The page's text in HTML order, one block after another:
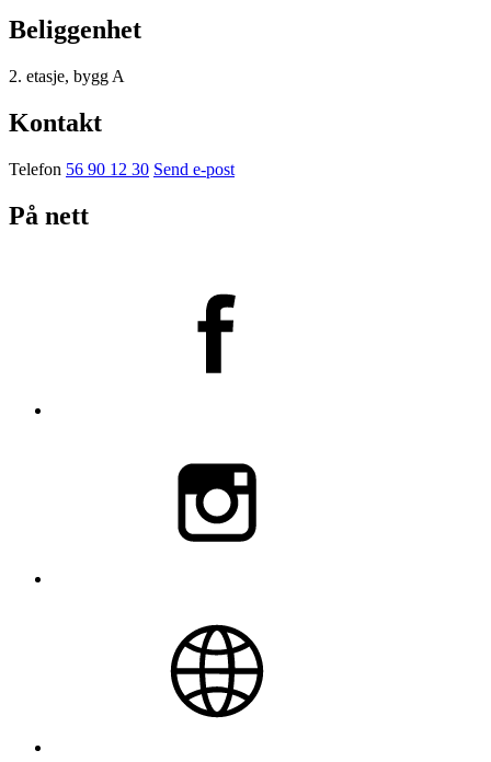
Beliggenhet
2. etasje, bygg A
Kontakt
Telefon 56 90 12 30 Send e-post
På nett